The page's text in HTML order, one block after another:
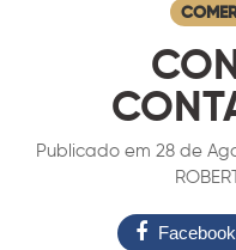
Publicado em 28 de
Facebook